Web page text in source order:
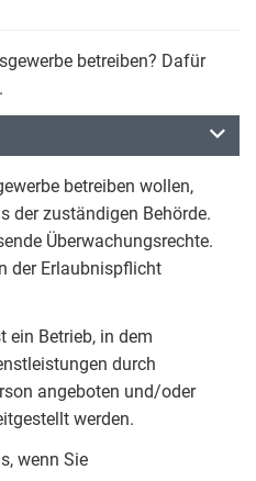
betreiben? Dafür
betreiben wollen,
der zuständigen Behörde.
Überwachungsrechte.
der Erlaubnispflicht
ein Betrieb, in dem
durch
angeboten und/oder
werden.
wenn Sie